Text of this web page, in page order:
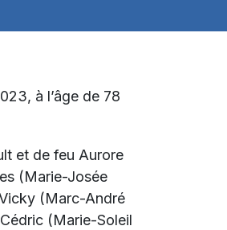
à l’âge de 78
et de feu Aurore
(Marie-Josée
(Marc-André
(Marie-Soleil